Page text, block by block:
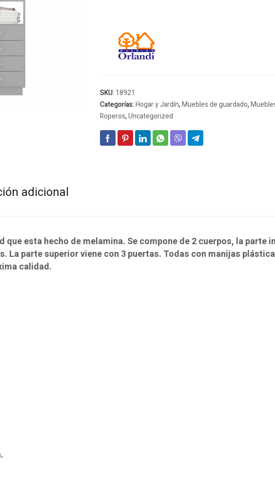
SKU: 18921
Categorías:Hogar y Jardín,Muebles de guardado,
Roperos,Uncategorized
adicional
que esta hecho de melamina. Se compone de 2 cuerpos, la parte
La parte superior viene con 3 puertas. Todas con manijas
calidad.